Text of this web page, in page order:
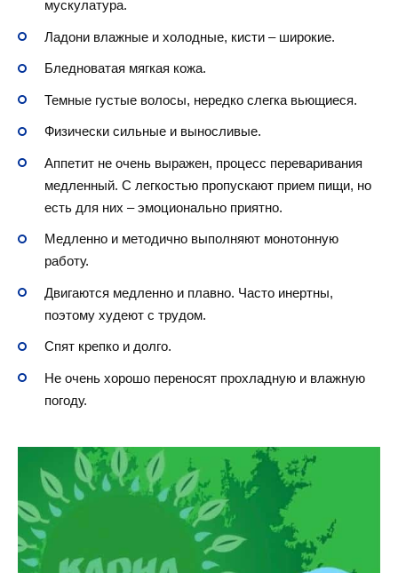
мускулатура.
Ладони влажные и холодные, кисти – широкие.
Бледноватая мягкая кожа.
Темные густые волосы, нередко слегка вьющиеся.
Физически сильные и выносливые.
Аппетит не очень выражен, процесс переваривания
медленный. С легкостью пропускают прием пищи, но
есть для них – эмоционально приятно.
Медленно и методично выполняют монотонную
работу.
Двигаются медленно и плавно. Часто инертны,
поэтому худеют с трудом.
Спят крепко и долго.
Не очень хорошо переносят прохладную и влажную
погоду.